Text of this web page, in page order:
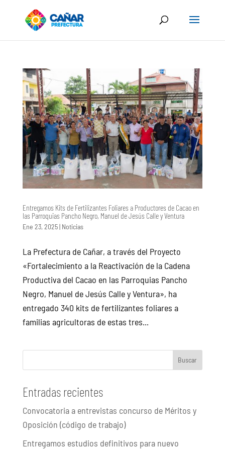
Entregamos Kits de Fertilizantes Foliares a Productores de Cacao en
las Parroquias Pancho Negro, Manuel de Jesús Calle y Ventura
Ene 23, 2025| Noticias
La Prefectura de Cañar, a través del Proyecto
«Fortalecimiento a la Reactivación de la Cadena
Productiva del Cacao en las Parroquias Pancho
Negro, Manuel de Jesús Calle y Ventura», ha
entregado 340 kits de fertilizantes foliares a
familias agricultoras de estas tres...
Buscar
Entradas recientes
Convocatoria a entrevistas concurso de Méritos y
Oposición (código de trabajo)
Entregamos estudios definitivos para nuevo